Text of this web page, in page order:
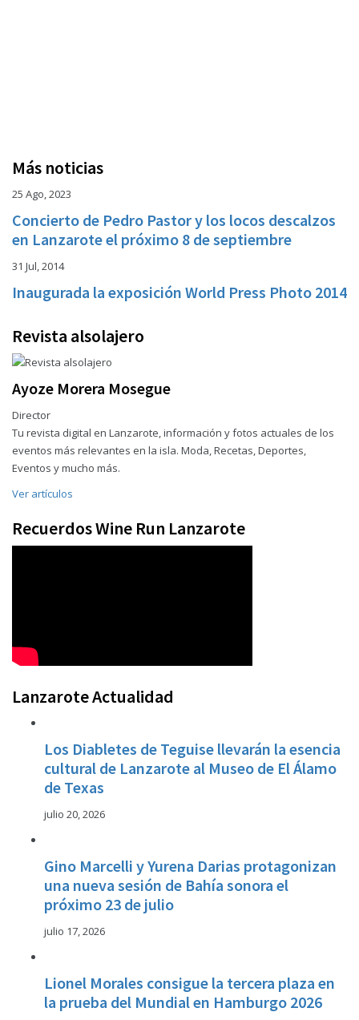
Más noticias
25 Ago, 2023
Concierto de Pedro Pastor y los locos descalzos
en Lanzarote el próximo 8 de septiembre
31 Jul, 2014
Inaugurada la exposición World Press Photo 2014
Revista alsolajero
Ayoze Morera Mosegue
Director
Tu revista digital en Lanzarote, información y fotos actuales de los
eventos más relevantes en la isla. Moda, Recetas, Deportes,
Eventos y mucho más.
Ver artículos
Recuerdos Wine Run Lanzarote
Lanzarote Actualidad
Los Diabletes de Teguise llevarán la esencia
cultural de Lanzarote al Museo de El Álamo
de Texas
julio 20, 2026
Gino Marcelli y Yurena Darias protagonizan
una nueva sesión de Bahía sonora el
próximo 23 de julio
julio 17, 2026
Lionel Morales consigue la tercera plaza en
la prueba del Mundial en Hamburgo 2026